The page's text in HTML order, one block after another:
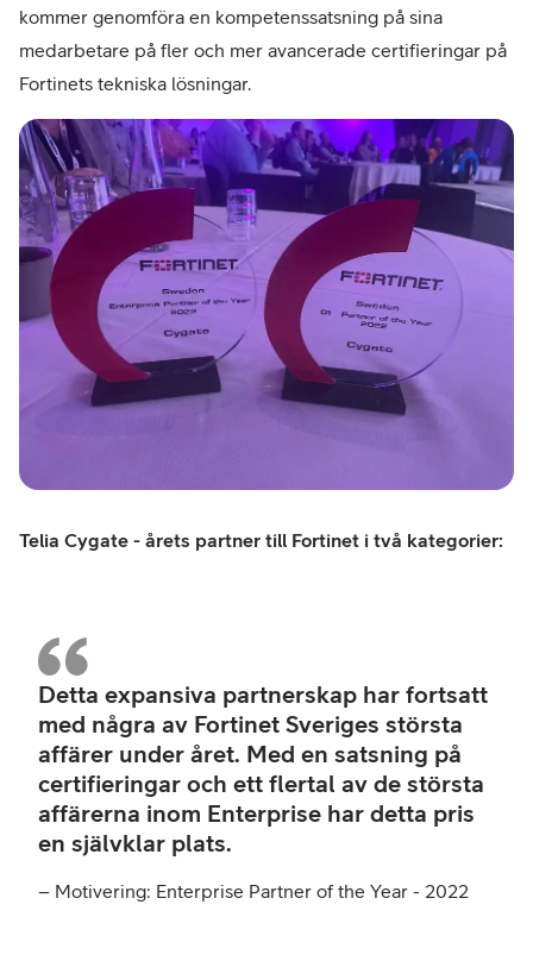
kommer genomföra en kompetenssatsning på sina
medarbetare på fler och mer avancerade certifieringar på
Fortinets tekniska lösningar.
Telia Cygate - årets partner till Fortinet i två kategorier:
Detta expansiva partnerskap har fortsatt
med några av Fortinet Sveriges största
affärer under året. Med en satsning på
certifieringar och ett flertal av de största
affärerna inom Enterprise har detta pris
en självklar plats.
– Motivering: Enterprise Partner of the Year - 2022